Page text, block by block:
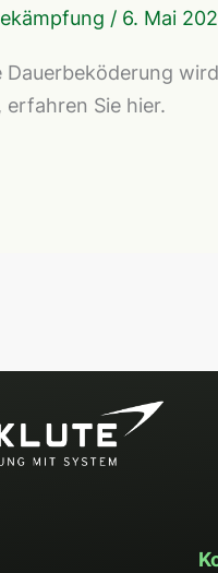
/ 6. Mai
Dauerbeköderung
Sie hier.